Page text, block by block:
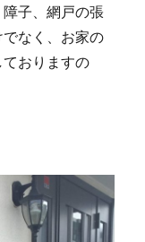
子、網戸の張
なく、お家の
おりますの